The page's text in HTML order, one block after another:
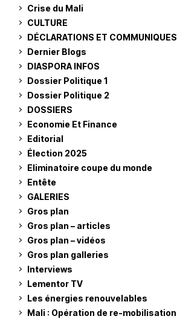
Crise du Mali
CULTURE
DÉCLARATIONS ET COMMUNIQUES
Dernier Blogs
DIASPORA INFOS
Dossier Politique 1
Dossier Politique 2
DOSSIERS
Economie Et Finance
Editorial
Élection 2025
Eliminatoire coupe du monde
Entête
GALERIES
Gros plan
Gros plan – articles
Gros plan – vidéos
Gros plan galleries
Interviews
Lementor TV
Les énergies renouvelables
Mali : Opération de re-mobilisation